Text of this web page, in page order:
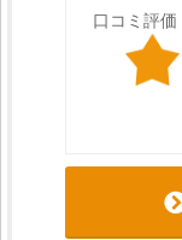
口コミ評価